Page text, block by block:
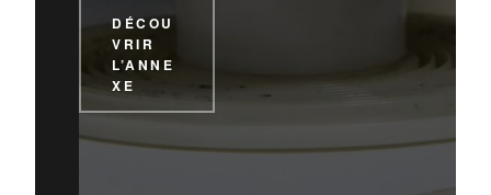
DÉCOU
VRIR
L’ANNE
XE